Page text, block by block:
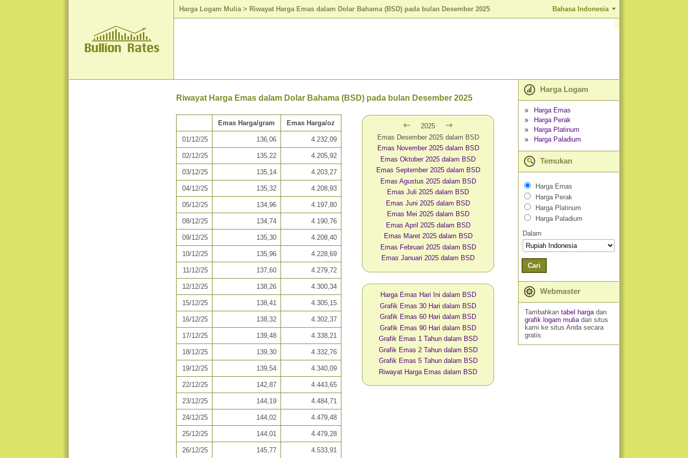
Harga Logam Mulia > Riwayat Harga Emas dalam Dolar Bahama (BSD) pada bulan Desember 2025 Bahasa Indonesia
Riwayat Harga Emas dalam Dolar Bahama (BSD) pada bulan Desember 2025
Emas Harga/gram Emas Harga/oz
01/12/25 136,06 4.232,09
02/12/25 135,22 4.205,92
03/12/25 135,14 4.203,27
04/12/25 135,32 4.208,93
05/12/25 134,96 4.197,80
08/12/25 134,74 4.190,76
09/12/25 135,30 4.208,40
10/12/25 135,96 4.228,69
11/12/25 137,60 4.279,72
12/12/25 138,26 4.300,34
15/12/25 138,41 4.305,15
16/12/25 138,32 4.302,37
17/12/25 139,48 4.338,21
18/12/25 139,30 4.332,76
19/12/25 139,54 4.340,09
22/12/25 142,87 4.443,65
23/12/25 144,19 4.484,71
24/12/25 144,02 4.479,48
25/12/25 144,01 4.479,28
26/12/25 145,77 4.533,91
2025
Emas Desember 2025 dalam BSD
Emas November 2025 dalam BSD
Emas Oktober 2025 dalam BSD
Emas September 2025 dalam BSD
Emas Agustus 2025 dalam BSD
Emas Juli 2025 dalam BSD
Emas Juni 2025 dalam BSD
Emas Mei 2025 dalam BSD
Emas April 2025 dalam BSD
Emas Maret 2025 dalam BSD
Emas Februari 2025 dalam BSD
Emas Januari 2025 dalam BSD
Harga Emas Hari Ini dalam BSD
Grafik Emas 30 Hari dalam BSD
Grafik Emas 60 Hari dalam BSD
Grafik Emas 90 Hari dalam BSD
Grafik Emas 1 Tahun dalam BSD
Grafik Emas 2 Tahun dalam BSD
Grafik Emas 5 Tahun dalam BSD
Riwayat Harga Emas dalam BSD
Harga Logam
Harga Emas
Harga Perak
Harga Platinum
Harga Paladium
Temukan
Harga Emas
Harga Perak
Harga Platinum
Harga Paladium
Dalam
Cari
Webmaster
Tambahkan tabel hargadan
grafik logam muliadari situs
kami ke situs Anda secara
gratis.